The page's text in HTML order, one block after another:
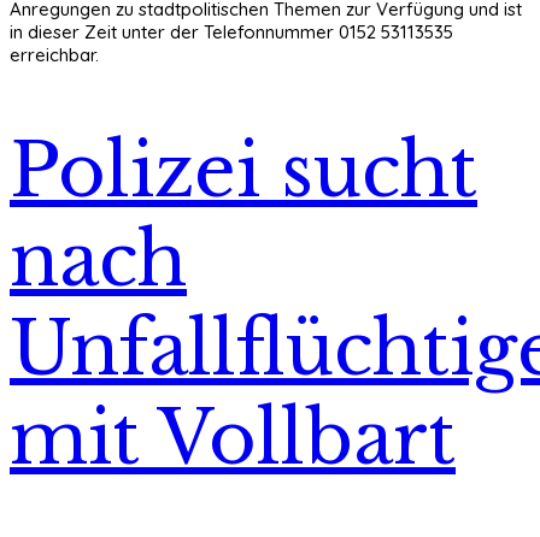
Anregungen zu stadtpolitischen Themen zur Verfügung und ist
in dieser Zeit unter der Telefonnummer 0152 53113535
erreichbar.
Polizei sucht
nach
mit Vollbart